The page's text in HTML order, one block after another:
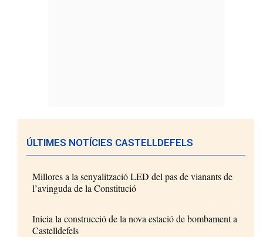
ÚLTIMES NOTÍCIES CASTELLDEFELS
Millores a la senyalització LED del pas de vianants de
l’avinguda de la Constitució
Inicia la construcció de la nova estació de bombament a
Castelldefels